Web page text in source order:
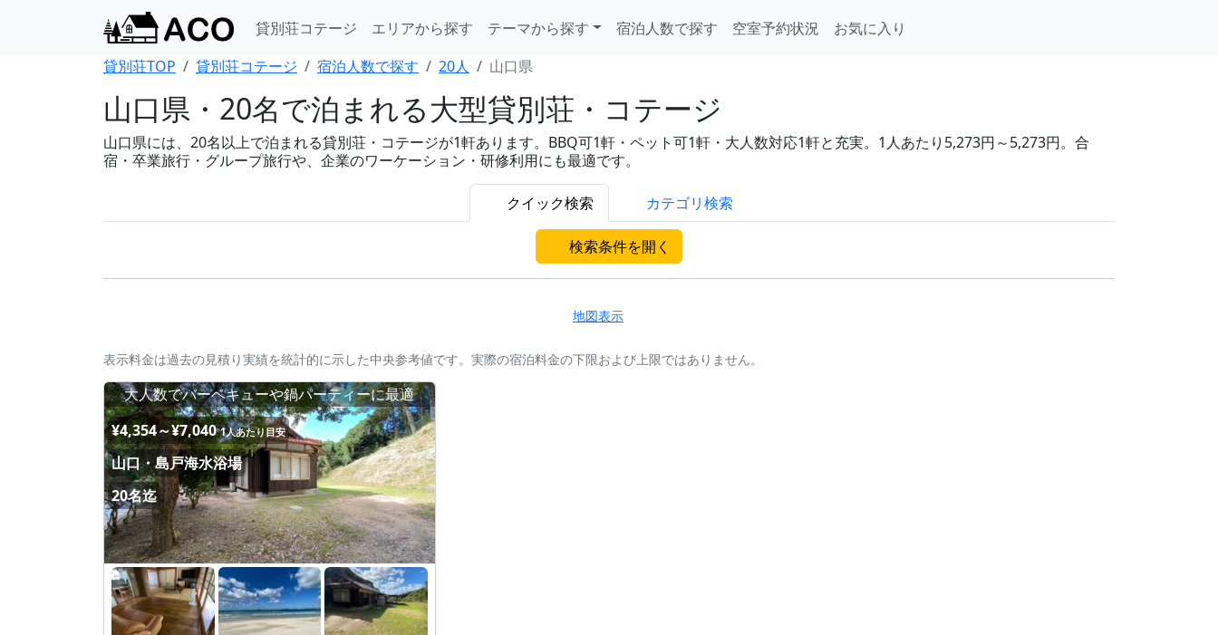
貸別荘コテージ エリアから探す テーマから探す 宿泊人数で探す 空室予約状況
お気に入り
貸別荘TOP
貸別荘コテージ 宿泊人数で探す 20人 山口県
山口県・20名で泊まれる大型貸別荘・コテージ
山口県には、20名以上で泊まれる貸別荘・コテージが1軒あります。BBQ可1軒・ペット可1軒・大人数対応1軒と充実。1人あたり5,273円～5,273円。合
宿・卒業旅行・グループ旅行や、企業のワーケーション・研修利用にも最適です。
クイック検索 カテゴリ検索
検索条件を開く
地図表示
表示料金は過去の見積り実績を統計的に示した中央参考値です。実際の宿泊料金の下限および上限ではありません。
大人数でバーベキューや鍋パーティーに最適
¥4,354～¥7,040 1人あたり目安
山口・島戸海水浴場
20名迄